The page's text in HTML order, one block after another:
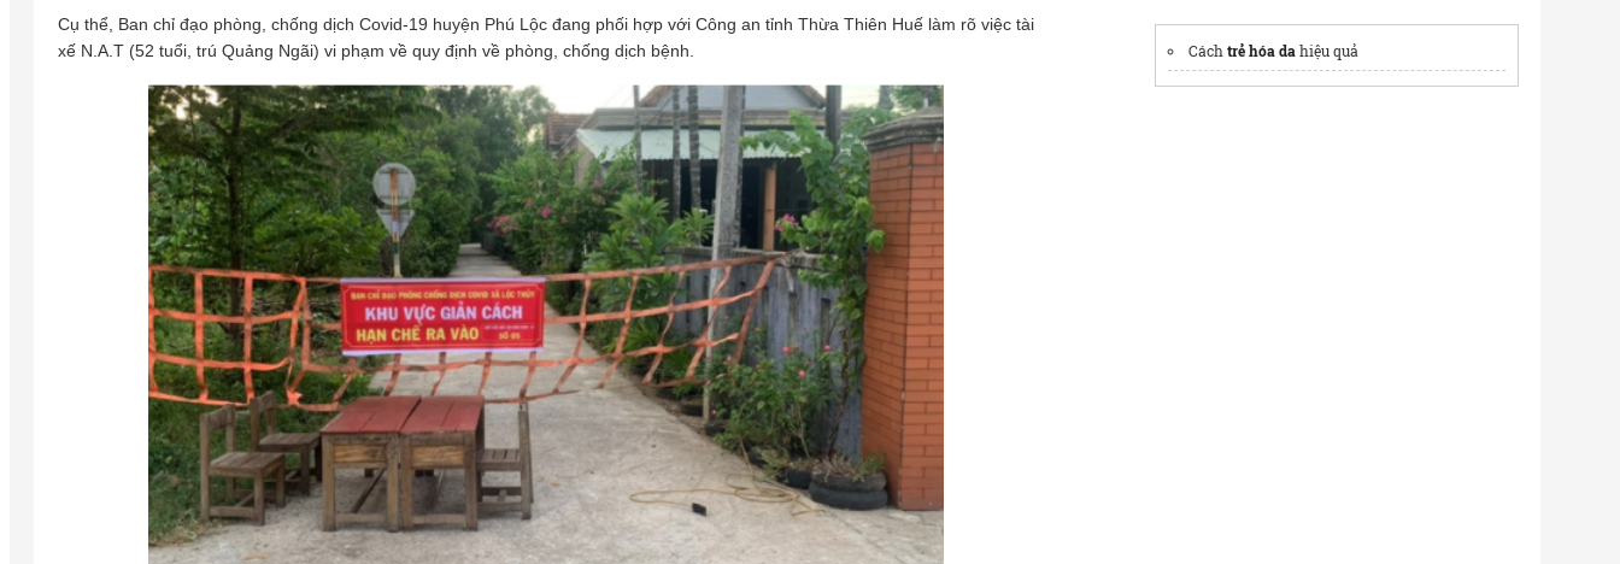
Cụ thể, Ban chỉ đạo phòng, chống dịch Covid-19 huyện Phú Lộc đang phối hợp với Công an tỉnh Thừa Thiên Huế làm rõ việc tài
xế N.A.T (52 tuổi, trú Quảng Ngãi) vi phạm về quy định về phòng, chống dịch bệnh.
Cáchtrẻ hóa dahiệu quả